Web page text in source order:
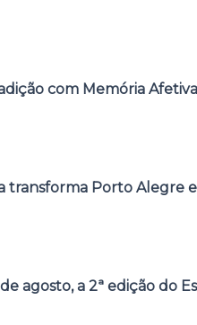
com Memória Afetiva
transforma Porto Alegre
agosto, a 2ª edição do